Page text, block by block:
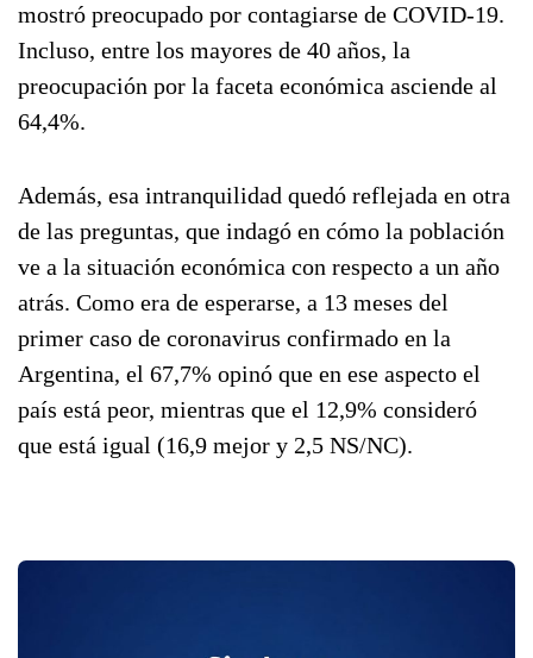
mostró preocupado por contagiarse de COVID-19.
Incluso, entre los mayores de 40 años, la
preocupación por la faceta económica asciende al
64,4%.
Además, esa intranquilidad quedó reflejada en otra
de las preguntas, que indagó en cómo la población
ve a la situación económica con respecto a un año
atrás. Como era de esperarse, a 13 meses del
primer caso de coronavirus confirmado en la
Argentina, el 67,7% opinó que en ese aspecto el
país está peor, mientras que el 12,9% consideró
que está igual (16,9 mejor y 2,5 NS/NC).